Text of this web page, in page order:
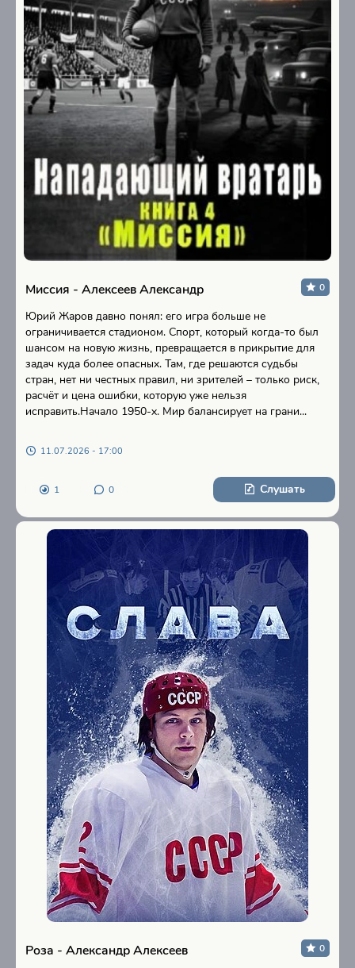
Миссия - Алексеев Александр 0
Юрий Жаров давно понял: его игра больше не
ограничивается стадионом. Спорт, который когда-то был
шансом на новую жизнь, превращается в прикрытие для
задач куда более опасных. Там, где решаются судьбы
стран, нет ни честных правил, ни зрителей – только риск,
расчёт и цена ошибки, которую уже нельзя
исправить.Начало 1950-х. Мир балансирует на грани...
11.07.2026 - 17:00
1 0 Слушать
Роза - Александр Алексеев 0